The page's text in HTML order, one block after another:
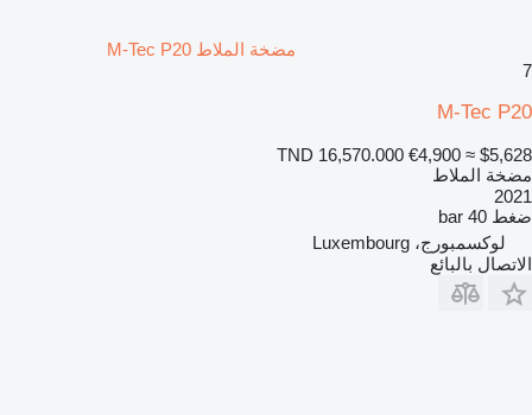
مضخة الملاط M-Tec P20
7
M-Tec P20
TND 16,570.000 €4,900 ≈ $5,628
مضخة الملاط
2021
ضغط 40 bar
لوكسمبورج، Luxembourg
الاتصال بالبائع